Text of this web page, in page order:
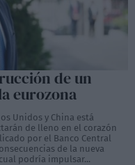
de un
eurozona
Unidos y China está
de lleno en el corazón
por el Banco Central
de la nueva
podría impulsar...